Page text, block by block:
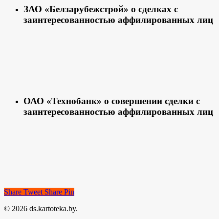
ЗАО «Белзарубежстрой» о сделках с
заинтересованностью аффилированных лиц
ОАО «Технобанк» о совершении сделки с
заинтересованностью аффилированных лиц
Share Tweet Share Pin
© 2026 ds.kartoteka.by.